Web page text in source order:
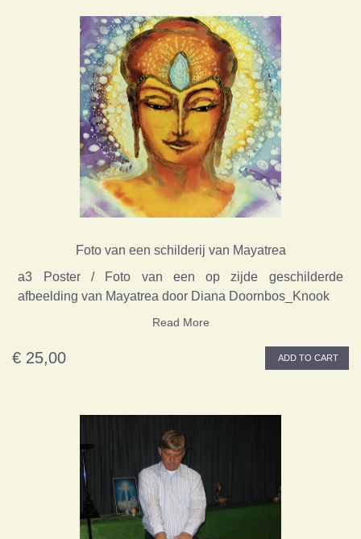
Foto van een schilderij van Mayatrea
a3 Poster / Foto van een op zijde geschilderde
afbeelding van Mayatrea door Diana Doornbos_Knook
Read More
€ 25,00 ADD TO CART